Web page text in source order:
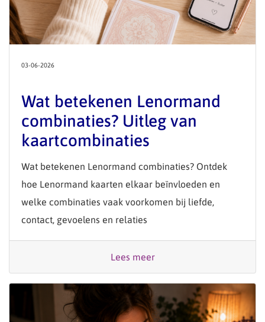
03-06-2026
Wat betekenen Lenormand
combinaties? Uitleg van
kaartcombinaties
Wat betekenen Lenormand combinaties? Ontdek
hoe Lenormand kaarten elkaar beïnvloeden en
welke combinaties vaak voorkomen bij liefde,
contact, gevoelens en relaties
Lees meer